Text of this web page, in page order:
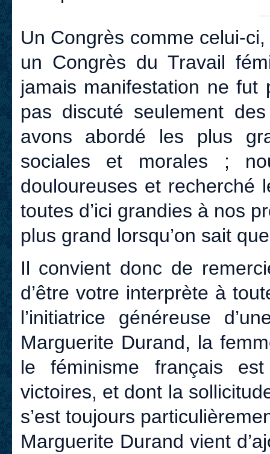
Un Congrès comme celui-
un Congrès du Travail
jamais manifestation ne fut
pas discuté seulement
avons abordé les plus
sociales et morales ;
douloureuses et recherché
toutes d’ici grandies à nos
plus grand lorsqu’on sait
Il convient donc de
d’être votre interprète à
l’initiatrice généreuse
Marguerite Durand, la
le féminisme français
victoires, et dont la
s’est toujours
Marguerite Durand vient